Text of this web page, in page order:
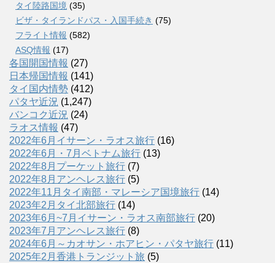
タイ陸路国境 (35)
ビザ・タイランドパス・入国手続き (75)
フライト情報 (582)
ASQ情報 (17)
各国開国情報 (27)
日本帰国情報 (141)
タイ国内情勢 (412)
パタヤ近況 (1,247)
バンコク近況 (24)
ラオス情報 (47)
2022年6月イサーン・ラオス旅行 (16)
2022年6月・7月ベトナム旅行 (13)
2022年8月プーケット旅行 (7)
2022年8月アンヘレス旅行 (5)
2022年11月タイ南部・マレーシア国境旅行 (14)
2023年2月タイ北部旅行 (14)
2023年6月~7月イサーン・ラオス南部旅行 (20)
2023年7月アンヘレス旅行 (8)
2024年6月～カオサン・ホアヒン・パタヤ旅行 (11)
2025年2月香港トランジット旅 (5)